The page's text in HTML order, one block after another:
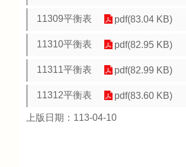
11309平衡表 pdf(83.04 KB)
11310平衡表 pdf(82.95 KB)
11311平衡表 pdf(82.99 KB)
11312平衡表 pdf(83.60 KB)
上版日期：113-04-10